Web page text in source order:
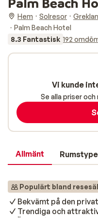
Hem Solresor
Palm Beach Hotel
8.3 Fantastisk 192
Allmänt
Populärt bland
Bekvämt på den
Trendiga och
Vi kunde
Se alla priser